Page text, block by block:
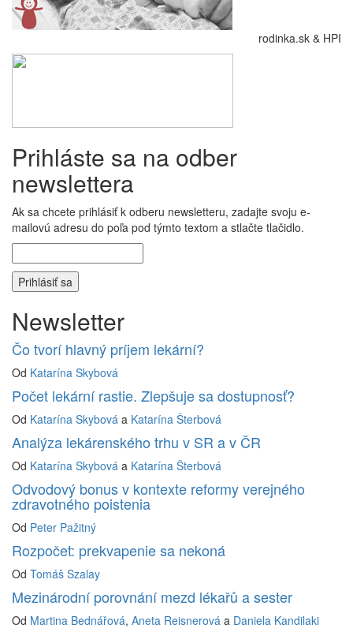
rodinka.sk & HPI
Prihláste sa na odber
newslettera
Ak sa chcete prihlásiť k odberu newsletteru, zadajte svoju e-
mailovú adresu do poľa pod týmto textom a stlačte tlačidlo.
Newsletter
Čo tvorí hlavný príjem lekární?
Od Katarína Skybová
Počet lekární rastie. Zlepšuje sa dostupnosť?
Od Katarína Skybová a Katarína Šterbová
Analýza lekárenského trhu v SR a v ČR
Od Katarína Skybová a Katarína Šterbová
Odvodový bonus v kontexte reformy verejného
zdravotného poistenia
Od Peter Pažitný
Rozpočet: prekvapenie sa nekoná
Od Tomáš Szalay
Mezinárodní porovnání mezd lékařů a sester
Od Martina Bednářová, Aneta Reisnerová a Daniela Kandilaki